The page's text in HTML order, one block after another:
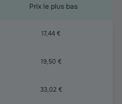
Prix le plus bas
17,44 €
19,50 €
33,02 €